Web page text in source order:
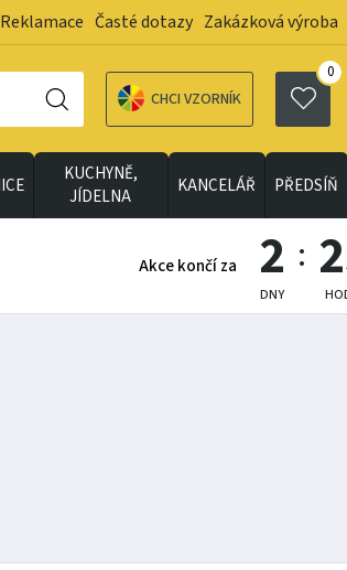
Reklamace Časté dotazy Zakázková výroba
CHCI VZORNÍK
0
KUCHYNĚ,
JÍDELNA
KANCELÁŘ PŘEDSÍŇ
Akce končí za 2
DNY